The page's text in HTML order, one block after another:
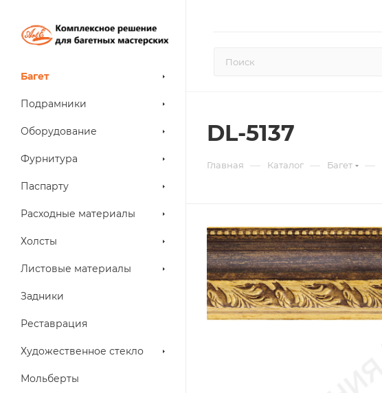
Багет
Подрамники
Оборудование
Фурнитура
Паспарту
Расходные материалы
Холсты
Листовые материалы
Задники
Реставрация
Художественное стекло
Мольберты
DL-5137
Главная — Каталог — Багет —